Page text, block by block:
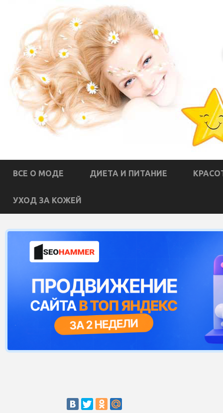
ВСЕ О МОДЕ ДИЕТА И ПИТАНИЕ
УХОД ЗА КОЖЕЙ